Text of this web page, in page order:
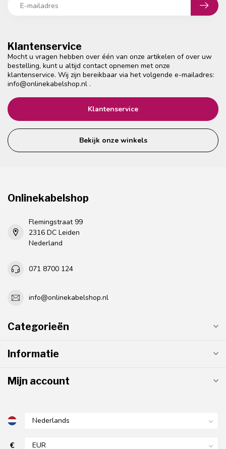
Klantenservice
Mocht u vragen hebben over één van onze artikelen of over uw
bestelling, kunt u altijd contact opnemen met onze
klantenservice. Wij zijn bereikbaar via het volgende e-mailadres:
info@onlinekabelshop.nl .
Klantenservice
Bekijk onze winkels
Onlinekabelshop
Flemingstraat 99
2316 DC Leiden
Nederland
071 8700 124
info@onlinekabelshop.nl
Categorieën
Informatie
Mijn account
€